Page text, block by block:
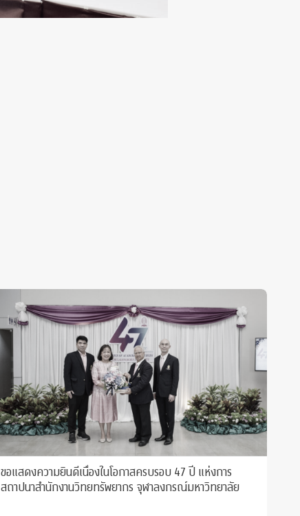
ขอแสดงความยินดีเนื่องในโอกาสครบรอบ 47 ปี แห่งการ
สถาปนาสำนักงานวิทยทรัพยากร จุฬาลงกรณ์มหาวิทยาลัย